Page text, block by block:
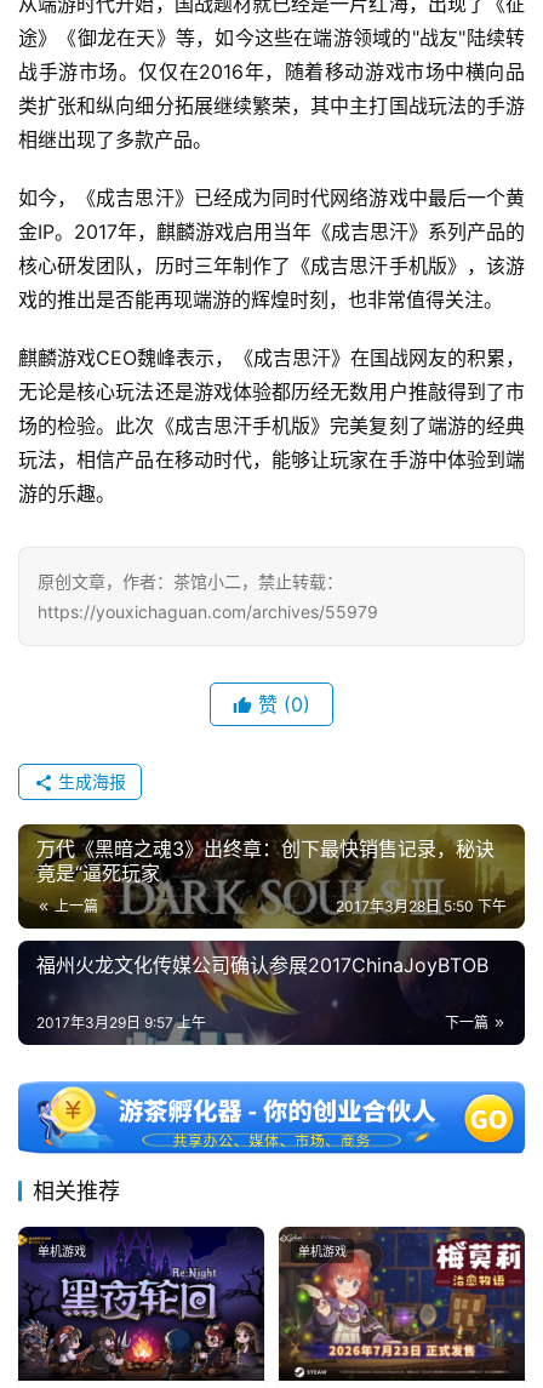
2
0
2
5
十
三
届
金
奖
7
月
3
0
日
对
会
上
海
站
中
文
(
中
国
)
途》《御龙在天》等，如今这些在端游领域的"战友"陆续转
战手游市场。仅仅在2016年，随着移动游戏市场中横向品
类扩张和纵向细分拓展继续繁荣，其中主打国战玩法的手游
相继出现了多款产品。
如今，《成吉思汗》已经成为同时代网络游戏中最后一个黄
金IP。2017年，麒麟游戏启用当年《成吉思汗》系列产品的
核心研发团队，历时三年制作了《成吉思汗手机版》，该游
戏的推出是否能再现端游的辉煌时刻，也非常值得关注。
麒麟游戏CEO魏峰表示，《成吉思汗》在国战网友的积累，
无论是核心玩法还是游戏体验都历经无数用户推敲得到了市
场的检验。此次《成吉思汗手机版》完美复刻了端游的经典
玩法，相信产品在移动时代，能够让玩家在手游中体验到端
游的乐趣。
原创文章，作者：茶馆小二，禁止转载：
https://youxichaguan.com/archives/55979
赞 (0)
生成海报
万代《黑暗之魂3》出终章：创下最快销售记录，秘诀
竟是“逼死玩家
上一篇 2017年3月28日 5:50 下午
福州火龙文化传媒公司确认参展2017ChinaJoyBTOB
下一篇
2017年3月29日 9:57 上午
相关推荐
单机游戏 单机游戏